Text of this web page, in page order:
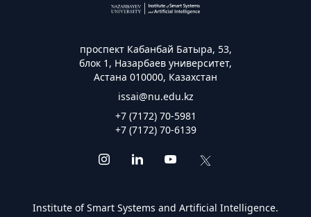
проспект Кабанбай Батыра, 53,
блок 1, Назарбаев университет,
Астана 010000, Казахстан
issai@nu.edu.kz
+7 (7172) 70-5981
+7 (7172) 70-6139
Institute of Smart Systems and Artificial Intelligence.